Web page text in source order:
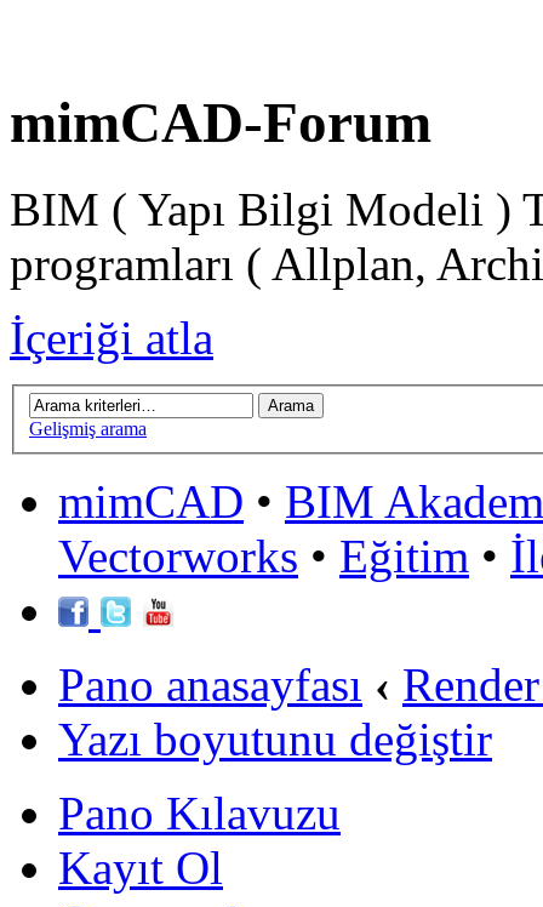
mimCAD-Forum
BIM ( Yapı Bilgi Modeli )
programları ( Allplan,
İçeriği atla
Gelişmiş arama
mimCAD • BIM
Vectorworks • Eğitim •
Pano anasayfası ‹
Yazı boyutunu değiştir
Pano Kılavuzu
Kayıt Ol